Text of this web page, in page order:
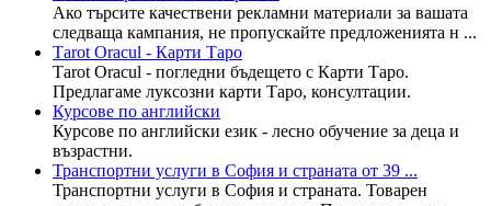
Ако търсите качествени рекламни материали за вашата
следваща кампания, не пропускайте предложенията н ...
Тarot Оracul - Карти Таро
Тarot Оracul - погледни бъдещето с Карти Таро.
Предлагаме луксозни карти Таро, консултации.
Курсове по английски
Курсове по английски език - лесно обучение за деца и
възрастни.
Транспортни услуги в София и страната от 39 ...
Транспортни услуги в София и страната. Товарен